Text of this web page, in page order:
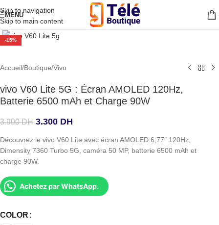
Skip to navigation
Skip to main content
MENU
-15%
Agrandir
Accueil/Boutique/Vivo
vivo V60 Lite 5G : Écran AMOLED 120Hz,
Batterie 6500 mAh et Charge 90W
3.900DH 3.300 DH
Découvrez le vivo V60 Lite avec écran AMOLED 6,77″ 120Hz,
Dimensity 7360 Turbo 5G, caméra 50 MP, batterie 6500 mAh et
charge 90W.
Achetez par WhatsApp.
COLOR